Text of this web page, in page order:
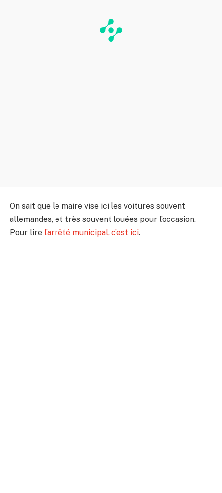
On sait que le maire vise ici les voitures souvent
allemandes, et très souvent louées pour l’occasion.
Pour lire l’arrêté municipal, c’est ici.